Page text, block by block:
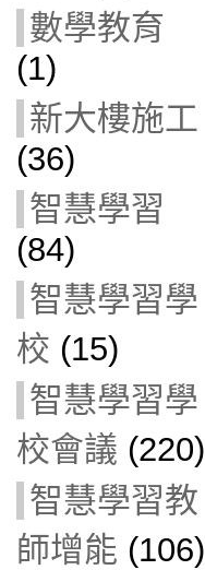
數學教育
(1)
新大樓施工
(36)
智慧學習
(84)
智慧學習學
校 (15)
智慧學習學
校會議 (220)
智慧學習教
師增能 (106)